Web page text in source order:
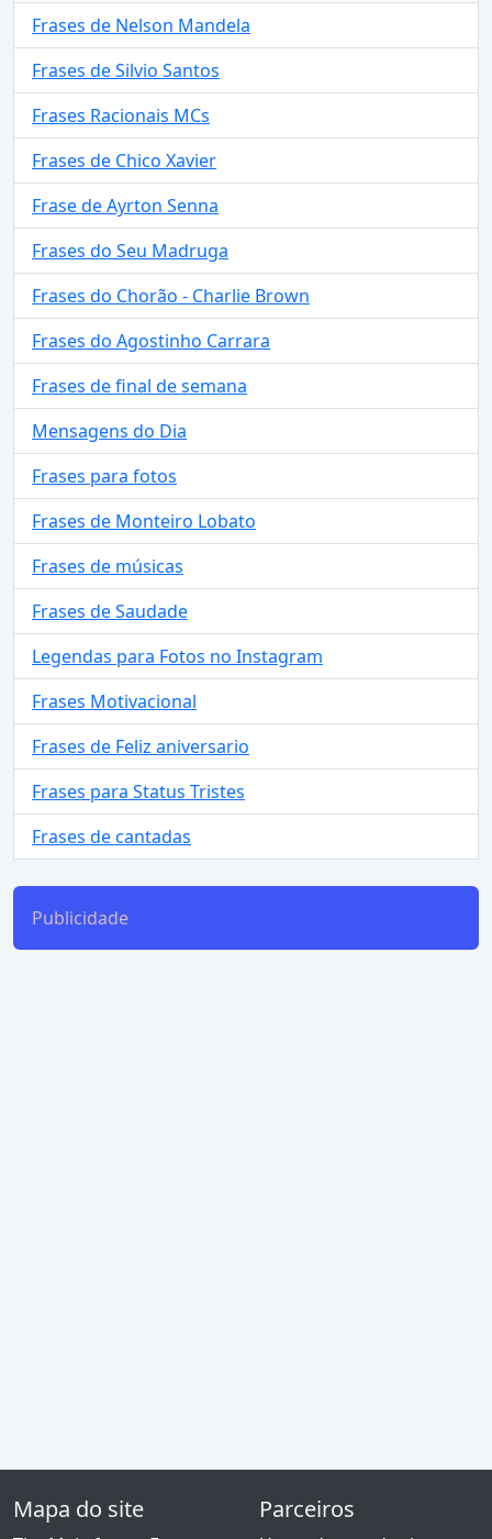
Frases de Nelson Mandela
Frases de Silvio Santos
Frases Racionais MCs
Frases de Chico Xavier
Frase de Ayrton Senna
Frases do Seu Madruga
Frases do Chorão - Charlie Brown
Frases do Agostinho Carrara
Frases de final de semana
Mensagens do Dia
Frases para fotos
Frases de Monteiro Lobato
Frases de músicas
Frases de Saudade
Legendas para Fotos no Instagram
Frases Motivacional
Frases de Feliz aniversario
Frases para Status Tristes
Frases de cantadas
Publicidade
Mapa do site Parceiros